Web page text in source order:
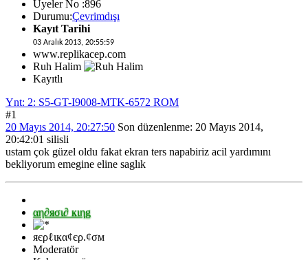
Üyeler No :896
Durumu:Çevrimdışı
Kayıt Tarihi
03 Aralık 2013, 20:55:59
www.replikacep.com
Ruh Halim
Kayıtlı
Ynt: 2: S5-GT-I9008-MTK-6572 ROM
#1
20 Mayıs 2014, 20:27:50 Son düzenlenme: 20 Mayıs 2014,
20:42:01 silisli
ustam çok güzel oldu fakat ekran ters napabiriz acil yardımını
bekliyorum emegine eline saglık
αη∂яσι∂ кιηg
яєρℓιкα¢єρ.¢σм
Moderatör